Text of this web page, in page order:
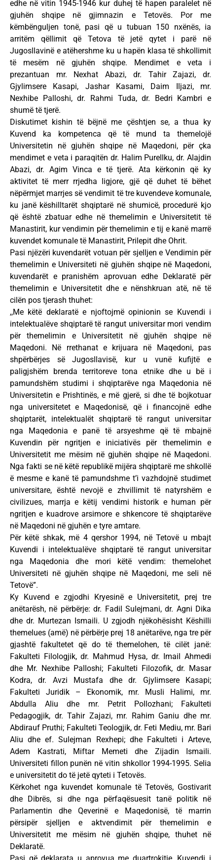
edhe në vitin 1945-1946 kur duhej të hapen paralelet në
gjuhën shqipe në gjimnazin e Tetovës. Por me
këmbënguljen tonë, pasi që u tubuan 150 nxënës, ia
arritëm qëllimit që Tetova të jetë qytet i parë në
Jugosllavinë e atëhershme ku u hapën klasa të shkollimit
të mesëm në gjuhën shqipe. Mendimet e veta i
prezantuan mr. Nexhat Abazi, dr. Tahir Zajazi, dr.
Gjylimsere Kasapi, Jashar Kasami, Daim Iljazi, mr.
Nexhibe Palloshi, dr. Rahmi Tuda, dr. Bedri Kambri e
shumë të tjerë.
Diskutimet kishin të bëjnë me çështjen se, a thua ky
Kuvend ka kompetenca që të mund ta themelojë
Universitetin në gjuhën shqipe në Maqedoni, për çka
mendimet e veta i paraqitën dr. Halim Purellku, dr. Alajdin
Abazi, dr. Agim Vinca e të tjerë. Ata kërkonin që ky
aktivitet të merr rrjedha ligjore, gjë që duhet të bëhet
nëpërmjet marrjes së vendimit të tre kuvendeve komunale,
ku janë këshilltarët shqiptarë në shumicë, procedurë kjo
që është zbatuar edhe në themelimin e Universitetit të
Manastirit, kur vendimin për themelimin e tij e kanë marrë
kuvendet komunale të Manastirit, Prilepit dhe Ohrit.
Pasi njëzëri kuvendarët votuan për sjelljen e Vendimin për
themelimin e Universiteti në gjuhën shqipe në Maqedoni,
kuvendarët e pranishëm aprovuan edhe Deklaratë për
themelimin e Universitetit dhe e nënshkruan atë, në të
cilën pos tjerash thuhet:
,,Me këtë deklaratë e njoftojmë opinionin se Kuvendi i
intelektualëve shqiptarë të rangut universitar mori vendim
për themelimin e Universitetit në gjuhën shqipe në
Maqedoni. Në rrethanat e krijuara në Maqedoni, pas
shpërbërjes së Jugosllavisë, kur u vunë kufijtë e
paligjshëm brenda territoreve tona etnike dhe u bë i
pamundshëm studimi i shqiptarëve nga Maqedonia në
Universitetin e Prishtinës, e më gjerë, si dhe të bojkotuar
nga universitetet e Maqedonisë, që i financojnë edhe
shqiptarët, intelektualët shqiptarë të rangut universitar
nga Maqedonia e panë të arsyeshme që të mbajnë
Kuvendin për ngritjen e iniciativës për themelimin e
Universitetit me mësim në gjuhën shqipe në Maqedoni.
Nga fakti se në këtë republikë mijëra shqiptarë me shkollë
ë mesme e kanë të pamundshme t’i vazhdojnë studimet
universitare, është nevojë e zhvillimit të natyrshëm e
civilizues, marrja e këtij vendimi historik e human për
ngritjen e kuadrove arsimore e shkencore të shqiptarëve
në Maqedoni në gjuhën e tyre amtare.
Për këtë shkak, më 4 qershor 1994, në Tetovë u mbajt
Kuvendi i intelektualëve shqiptarë të rangut universitar
nga Maqedonia dhe mori këtë vendim: themelohet
Universiteti në gjuhën shqipe në Maqedoni, me seli në
Tetovë”.
Ky Kuvend e zgjodhi Kryesinë e Universitetit, prej tre
anëtarësh, në përbërje: dr. Fadil Sulejmani, dr. Agni Dika
dhe dr. Murtezan Ismaili. U zgjodh njëkohësisht Këshilli
themelues (amë) në përbërje prej 18 anëtarëve, nga tre për
gjashtë fakultetet që do të themelohen, të cilët janë:
Fakulteti Filologjik, dr. Mahmud Hysa, dr. Imail Ahmedi
dhe Mr. Nexhibe Palloshi; Fakulteti Filozofik, dr. Masar
Kodra, dr. Avzi Mustafa dhe dr. Gjylimsere Kasapi;
Fakulteti Juridik – Ekonomik, mr. Musli Halimi, mr.
Abdulla Aliu dhe mr. Petrit Pollozhani; Fakulteti
Pedagogjik, dr. Tahir Zajazi, mr. Rahim Ganiu dhe mr.
Abdirauf Pruthi; Fakulteti Teologjik, dr. Feti Mediu, mr. Bari
Aliu dhe ef. Sulejman Rexhepi; dhe Fakulteti i Arteve,
Adem Kastrati, Miftar Memeti dhe Zijadin Ismaili.
Universiteti fillon punën në vitin shkollor 1994-1995. Selia
e universitetit do të jetë qyteti i Tetovës.
Kërkohet nga kuvendet komunale të Tetovës, Gostivarit
dhe Dibrës, si dhe nga përfaqësuesit tanë politik në
Parlamentin dhe Qeverinë e Maqedonisë, të marrin
përsipër sjelljen e aktvendimit për themelimin e
Universitetit me mësim në gjuhën shqipe, thuhet në
Deklaratë.